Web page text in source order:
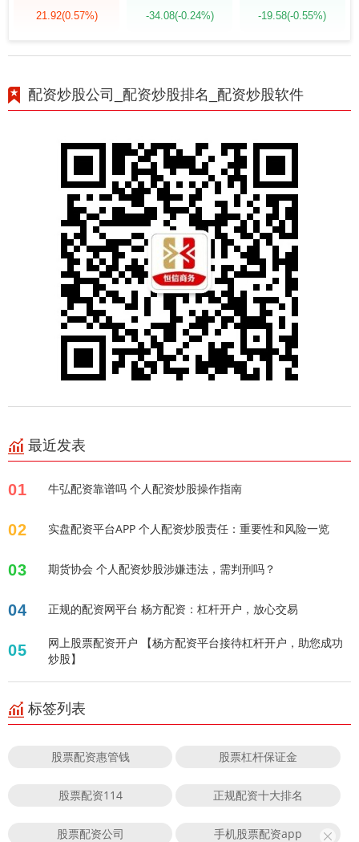
21.92(0.57%) -34.08(-0.24%) -19.58(-0.55%)
配资炒股公司_配资炒股排名_配资炒股软件
最近发表
01 牛弘配资靠谱吗 个人配资炒股操作指南
02 实盘配资平台APP 个人配资炒股责任：重要性和风险一览
03 期货协会 个人配资炒股涉嫌违法，需判刑吗？
04 正规的配资网平台 杨方配资：杠杆开户，放心交易
05
网上股票配资开户 【杨方配资平台接待杠杆开户，助您成功
炒股】
标签列表
股票配资惠管钱 股票杠杆保证金
股票配资114 正规配资十大排名
股票配资公司 手机股票配资app